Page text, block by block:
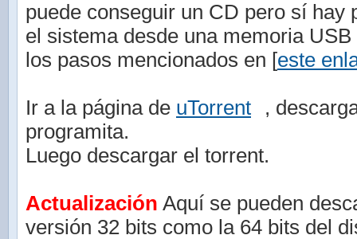
puede conseguir un CD pero sí hay
el sistema desde una memoria
los pasos mencionados en [este
Ir a la página de uTorrent
,
programita.
Luego descargar el torrent.
Actualización Aquí se pueden
versión 32 bits como la 64 bits del